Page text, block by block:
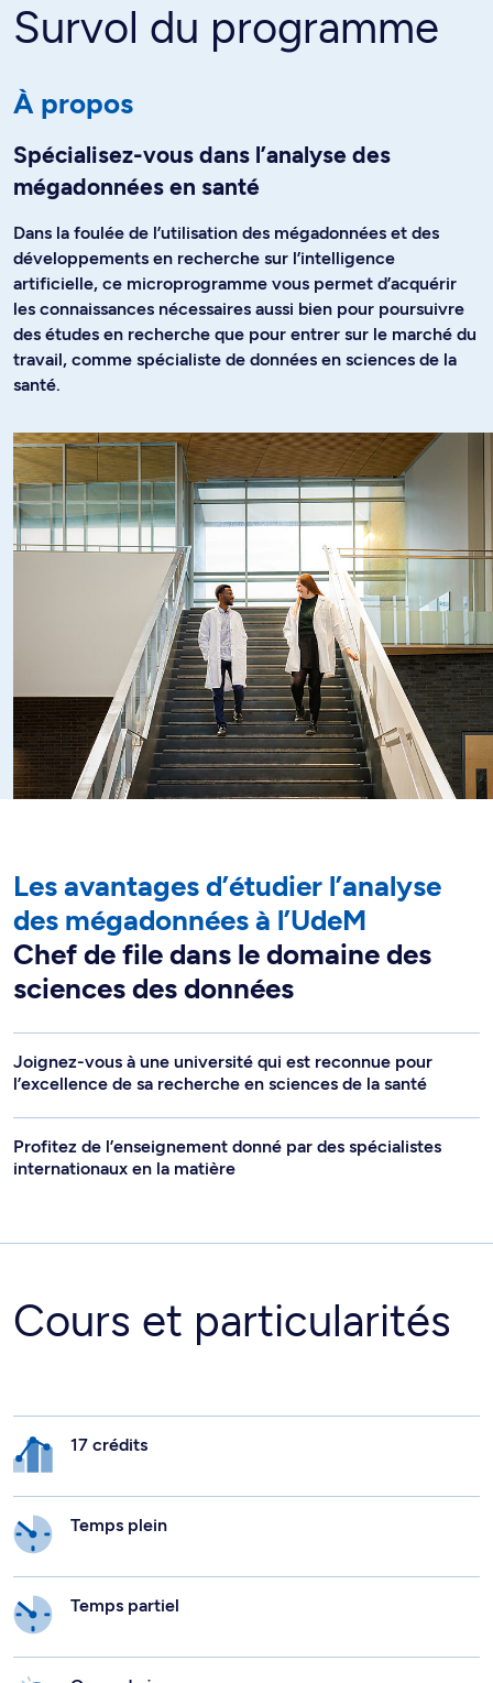
Survol du programme
À propos
Spécialisez-vous dans l’analyse des
mégadonnées en santé
Dans la foulée de l’utilisation des mégadonnées et des
développements en recherche sur l’intelligence
artificielle, ce microprogramme vous permet d’acquérir
les connaissances nécessaires aussi bien pour poursuivre
des études en recherche que pour entrer sur le marché du
travail, comme spécialiste de données en sciences de la
santé.
Les avantages d’étudier l’analyse
des mégadonnées à l’UdeM
Chef de file dans le domaine des
sciences des données
Joignez-vous à une université qui est reconnue pour
l’excellence de sa recherche en sciences de la santé
Profitez de l’enseignement donné par des spécialistes
internationaux en la matière
Cours et particularités
17 crédits
Temps plein
Temps partiel